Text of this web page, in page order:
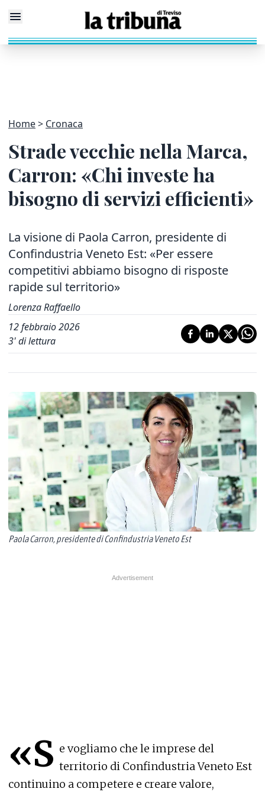
Home Cronaca
Strade vecchie nella Marca,
Carron: «Chi investe ha
bisogno di servizi efficienti»
La visione di Paola Carron, presidente di
Confindustria Veneto Est: «Per essere
competitivi abbiamo bisogno di risposte
rapide sul territorio»
Lorenza Raffaello
12 febbraio 2026
3' di lettura
Paola Carron, presidente di Confindustria Veneto Est
«S e vogliamo che le imprese del
territorio di Confindustria Veneto Est
continuino a competere e creare valore,